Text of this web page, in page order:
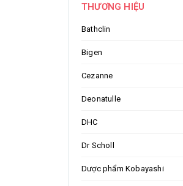
THƯƠNG HIỆU
Bathclin
Bigen
Cezanne
Deonatulle
DHC
Dr Scholl
Dược phẩm Kobayashi